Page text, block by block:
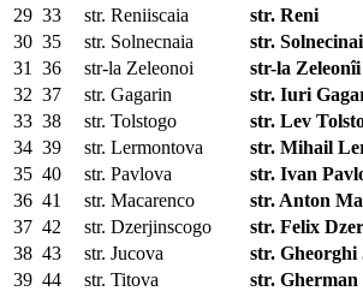
29 33 str. Reniiscaia str. Reni
30 35 str. Solnecnaia str.
31
36 str-la Zeleonoi str-la Zeleonîi
32 37 str. Gagarin str. Iuri
33 38 str. Tolstogo str. Lev
34 39 str. Lermontova str. Mihail
35 40 str. Pavlova str. Ivan
36 41 str. Macarenco str. Anton
37 42 str. Dzerjinscogo str. Felix
38 43 str. Jucova str. Gheorghi
39 44 str. Titova str.